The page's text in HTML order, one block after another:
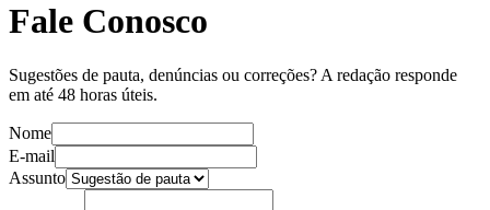
Fale Conosco
Sugestões de pauta, denúncias ou correções? A redação responde
em até 48 horas úteis.
Nome
E-mail
Assunto